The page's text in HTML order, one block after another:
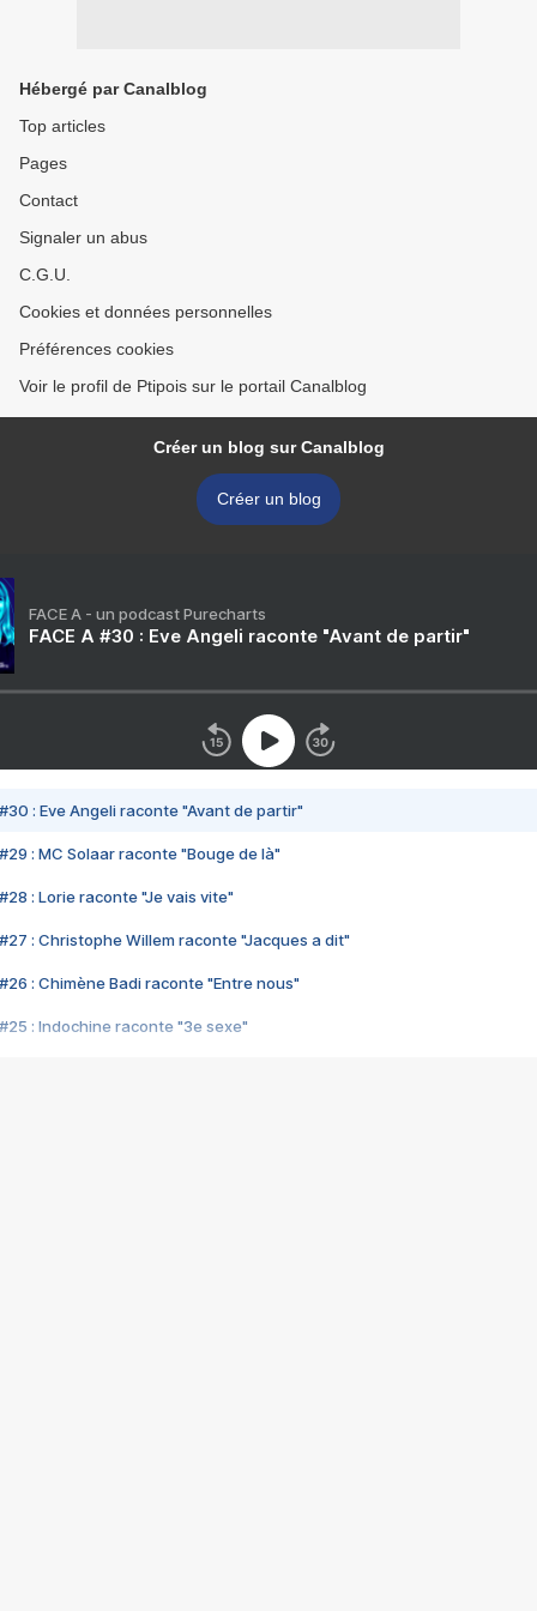
Hébergé par Canalblog
Top articles
Pages
Contact
Signaler un abus
C.G.U.
Cookies et données personnelles
Préférences cookies
Voir le profil de Ptipois sur le portail Canalblog
Créer un blog sur Canalblog
Créer un blog
FACE A - un podcast Purecharts
FACE A #30 : Eve Angeli raconte "Avant de partir"
#30 : Eve Angeli raconte "Avant de partir"
#29 : MC Solaar raconte "Bouge de là"
#28 : Lorie raconte "Je vais vite"
#27 : Christophe Willem raconte "Jacques a dit"
#26 : Chimène Badi raconte "Entre nous"
#25 : Indochine raconte "3e sexe"